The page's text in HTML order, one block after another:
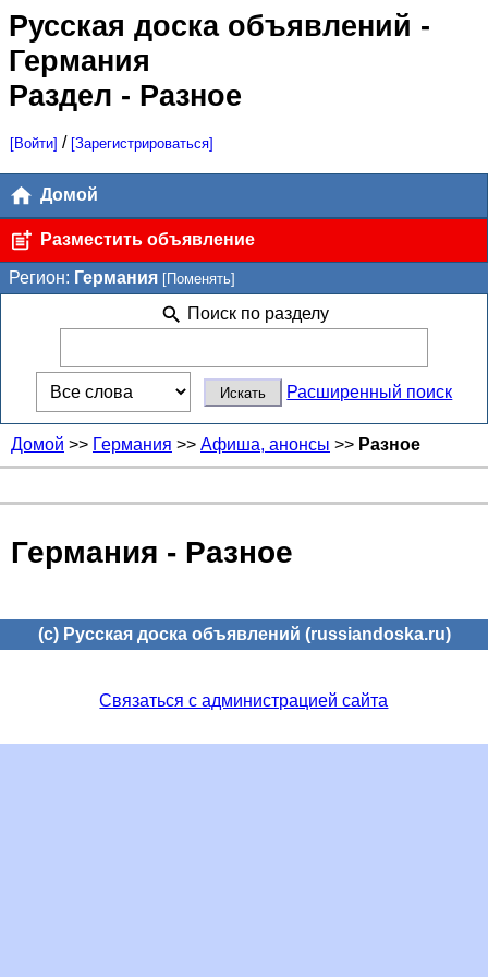
Русская доска объявлений -
Германия
Раздел - Разное
[Войти] / [Зарегистрироваться]
Домой
Разместить объявление
Регион: Германия [Поменять]
Поиск по разделу
Расширенный поиск
Домой >> Германия >> Афиша, анонсы >> Разное
Германия - Разное
(c) Русская доска объявлений (russiandoska.ru)
Связаться с администрацией сайта